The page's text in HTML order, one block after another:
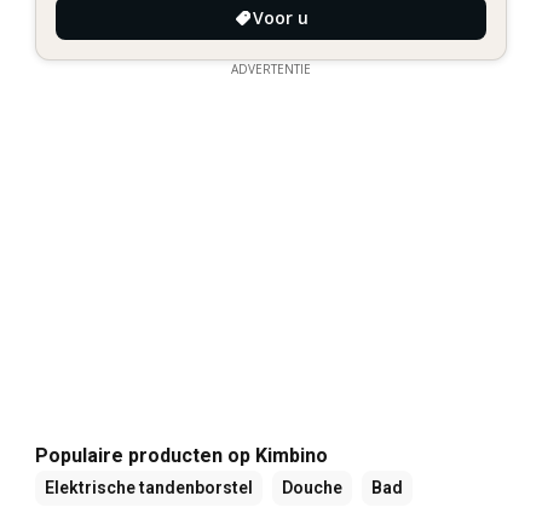
Voor u
ADVERTENTIE
Populaire producten op Kimbino
Elektrische tandenborstel Douche Bad